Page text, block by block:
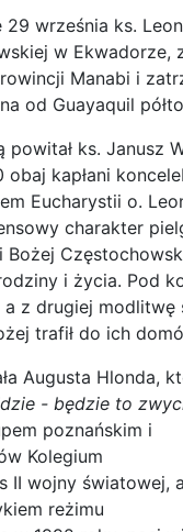
29 września ks.
w Ekwadorze,
Manabi i
od Guayaquil
powitał ks. Janusz
obaj kapłani
Eucharystii o.
charakter
Bożej
i życia. Pod
z drugiej
trafił do ich
Augusta Hlonda,
- będzie to
poznańskim i
Kolegium
II wojny światowej,
reżimu